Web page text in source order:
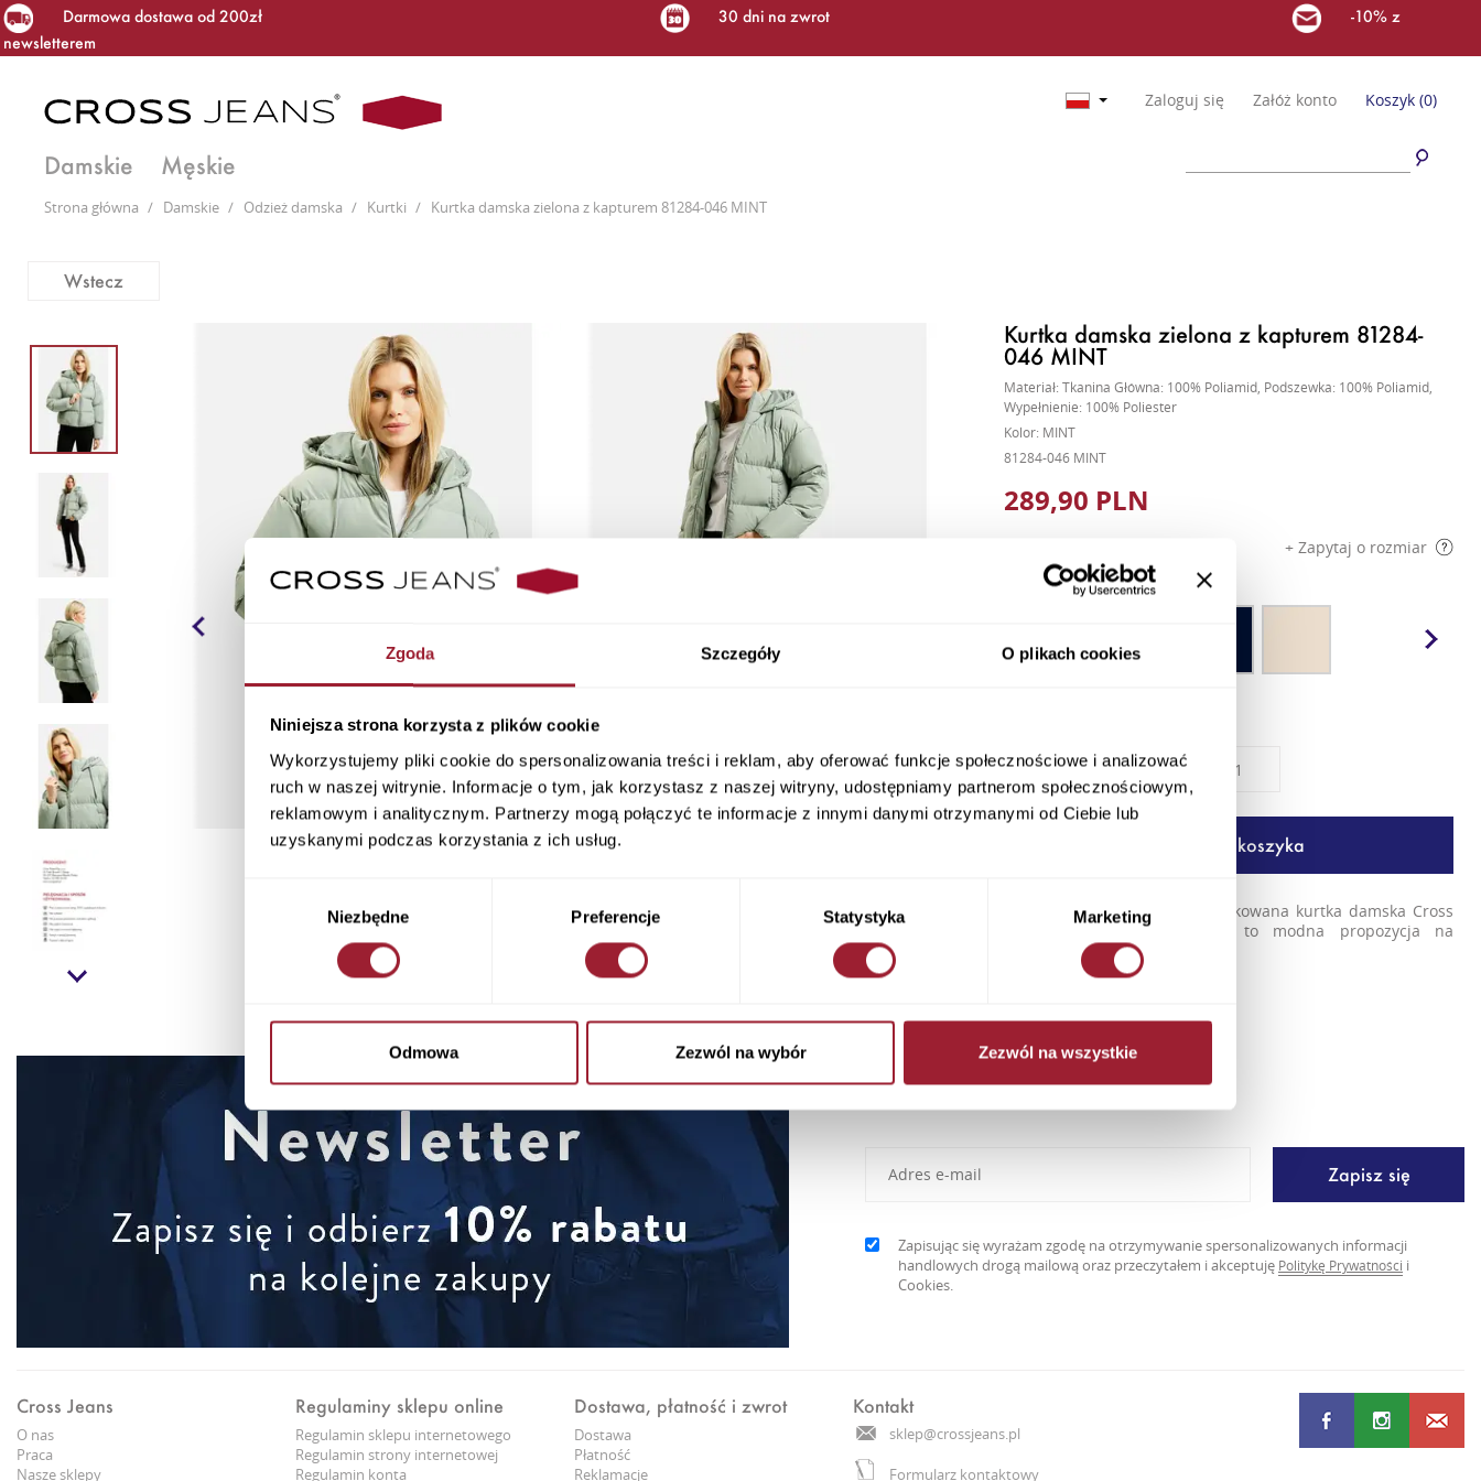
Zgoda Szczegóły O plikach cookies
Niniejsza strona korzysta z plików cookie
Wykorzystujemy pliki cookie do spersonalizowania treści i reklam, aby oferować funkcje społecznościowe i analizować
ruch w naszej witrynie. Informacje o tym, jak korzystasz z naszej witryny, udostępniamy partnerom społecznościowym,
reklamowym i analitycznym. Partnerzy mogą połączyć te informacje z innymi danymi otrzymanymi od Ciebie lub
uzyskanymi podczas korzystania z ich usług.
Niezbędne Preferencje Statystyka Marketing
Odmowa Zezwól na wybór Zezwól na wszystkie
Darmowa dostawa od 200zł 30 dni na zwrot
-10% z
newsletterem
Zaloguj się Załóż konto Koszyk (0)
Damskie Męskie
Strona główna / Damskie / Odzież damska / Kurtki / Kurtka damska zielona z kapturem 81284-046 MINT
Wstecz
Kurtka damska zielona z kapturem 81284-
046 MINT
Materiał: Tkanina Główna: 100% Poliamid, Podszewka: 100% Poliamid,
Wypełnienie: 100% Poliester
Kolor: MINT
81284-046 MINT
289,90 PLN
+ Zapytaj o rozmiar
Kolory
Rozmiar Ilość
Dodaj do koszyka
Nowoczesny styl i lekkość – pikowana kurtka damska Cross
Jeans w kolorze miętowym to modna propozycja na
chłodniejsze dn...
Newsletter
Zapisując się wyrażam zgodę na otrzymywanie spersonalizowanych informacji
handlowych drogą mailową oraz przeczytałem i akceptuję Politykę Prywatności i
Cookies.
Cross Jeans
O nas
Praca
Nasze sklepy
Regulaminy sklepu online
Regulamin sklepu internetowego
Regulamin strony internetowej
Regulamin konta
Dostawa, płatność i zwrot
Dostawa
Płatność
Reklamacje
Kontakt
sklep@crossjeans.pl
Formularz kontaktowy